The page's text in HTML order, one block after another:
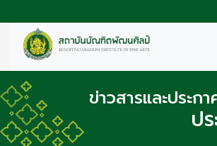
ข่าวสารและประก
ป